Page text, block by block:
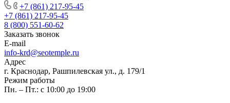
+7 (861) 217-95-45
+7 (861) 217-95-45
8 (800) 551-60-62
Заказать звонок
E-mail
info-krd@seotemple.ru
Адрес
г. Краснодар, Рашпилевская ул., д. 179/1
Режим работы
Пн. – Пт.: с 10:00 до 19:00